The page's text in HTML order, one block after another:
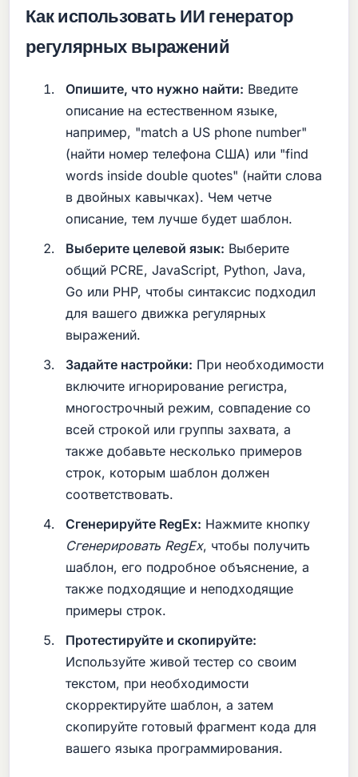
Как использовать ИИ генератор
регулярных выражений
Опишите, что нужно найти: Введите
описание на естественном языке,
например, "match a US phone number"
(найти номер телефона США) или "find
words inside double quotes" (найти слова
в двойных кавычках). Чем четче
описание, тем лучше будет шаблон.
Выберите целевой язык: Выберите
общий PCRE, JavaScript, Python, Java,
Go или PHP, чтобы синтаксис подходил
для вашего движка регулярных
выражений.
Задайте настройки: При необходимости
включите игнорирование регистра,
многострочный режим, совпадение со
всей строкой или группы захвата, а
также добавьте несколько примеров
строк, которым шаблон должен
соответствовать.
Сгенерируйте RegEx: Нажмите кнопку
Сгенерировать RegEx, чтобы получить
шаблон, его подробное объяснение, а
также подходящие и неподходящие
примеры строк.
Протестируйте и скопируйте:
Используйте живой тестер со своим
текстом, при необходимости
скорректируйте шаблон, а затем
скопируйте готовый фрагмент кода для
вашего языка программирования.